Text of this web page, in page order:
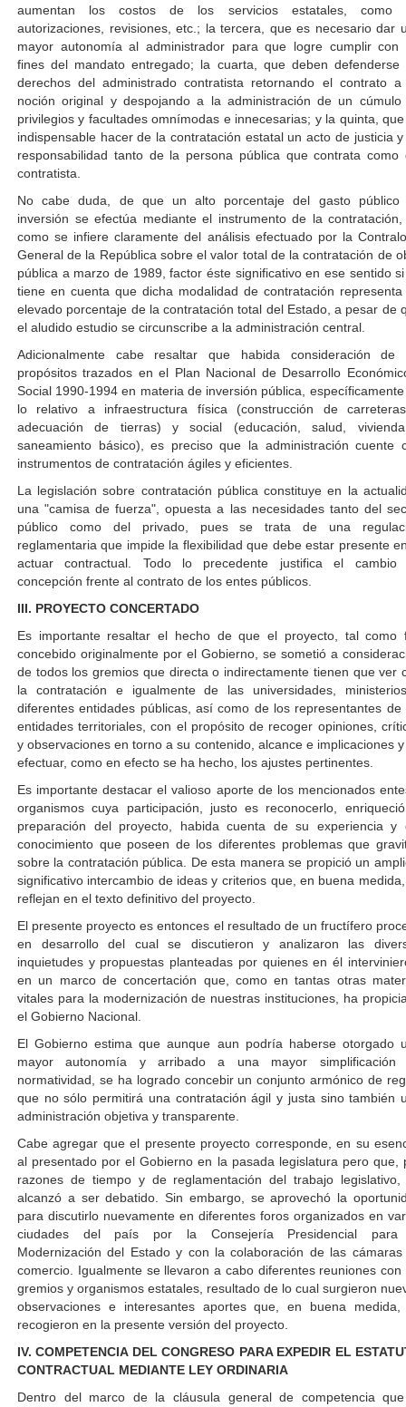
aumentan los costos de los servicios estatales, como
autorizaciones, revisiones, etc.; la tercera, que es necesario dar
mayor autonomía al administrador para que logre cumplir con
fines del mandato entregado; la cuarta, que deben defenderse
derechos del administrado contratista retornando el contrato
noción original y despojando a la administración de un cúmulo
privilegios y facultades omnímodas e innecesarias; y la quinta,
indispensable hacer de la contratación estatal un acto de justicia
responsabilidad tanto de la persona pública que contrata como
contratista.
No cabe duda, de que un alto porcentaje del gasto público
inversión se efectúa mediante el instrumento de la
como se infiere claramente del análisis efectuado por la
General de la República sobre el valor total de la contratación de
pública a marzo de 1989, factor éste significativo en ese sentido
tiene en cuenta que dicha modalidad de contratación representa
elevado porcentaje de la contratación total del Estado, a pesar de
el aludido estudio se circunscribe a la administración central.
Adicionalmente cabe resaltar que habida consideración de
propósitos trazados en el Plan Nacional de Desarrollo
Social 1990-1994 en materia de inversión pública,
lo relativo a infraestructura física (construcción de
adecuación de tierras) y social (educación, salud,
saneamiento básico), es preciso que la administración cuente
instrumentos de contratación ágiles y eficientes.
La legislación sobre contratación pública constituye en la
una "camisa de fuerza", opuesta a las necesidades tanto del
público como del privado, pues se trata de una
reglamentaria que impide la flexibilidad que debe estar presente
actuar contractual. Todo lo precedente justifica el cambio
concepción frente al contrato de los entes públicos.
III. PROYECTO CONCERTADO
Es importante resaltar el hecho de que el proyecto, tal como
concebido originalmente por el Gobierno, se sometió a
de todos los gremios que directa o indirectamente tienen que ver
la contratación e igualmente de las universidades,
diferentes entidades públicas, así como de los representantes de
entidades territoriales, con el propósito de recoger opiniones,
y observaciones en torno a su contenido, alcance e implicaciones
efectuar, como en efecto se ha hecho, los ajustes pertinentes.
Es importante destacar el valioso aporte de los mencionados
organismos cuya participación, justo es reconocerlo,
preparación del proyecto, habida cuenta de su experiencia y
conocimiento que poseen de los diferentes problemas que
sobre la contratación pública. De esta manera se propició un
significativo intercambio de ideas y criterios que, en buena
reflejan en el texto definitivo del proyecto.
El presente proyecto es entonces el resultado de un fructífero
en desarrollo del cual se discutieron y analizaron las
inquietudes y propuestas planteadas por quienes en él
en un marco de concertación que, como en tantas otras
vitales para la modernización de nuestras instituciones, ha
el Gobierno Nacional.
El Gobierno estima que aunque aun podría haberse otorgado
mayor autonomía y arribado a una mayor simplificación
normatividad, se ha logrado concebir un conjunto armónico de
que no sólo permitirá una contratación ágil y justa sino también
administración objetiva y transparente.
Cabe agregar que el presente proyecto corresponde, en su
al presentado por el Gobierno en la pasada legislatura pero que,
razones de tiempo y de reglamentación del trabajo legislativo,
alcanzó a ser debatido. Sin embargo, se aprovechó la
para discutirlo nuevamente en diferentes foros organizados en
ciudades del país por la Consejería Presidencial
Modernización del Estado y con la colaboración de las cámaras
comercio. Igualmente se llevaron a cabo diferentes reuniones con
gremios y organismos estatales, resultado de lo cual surgieron
observaciones e interesantes aportes que, en buena medida,
recogieron en la presente versión del proyecto.
IV. COMPETENCIA DEL CONGRESO PARA EXPEDIR EL
CONTRACTUAL MEDIANTE LEY ORDINARIA
Dentro del marco de la cláusula general de competencia